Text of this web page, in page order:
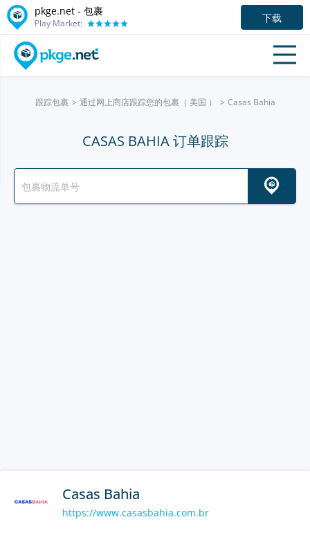
pkge.net - 包裹
Play Market: 下载
跟踪包裹 通过网上商店跟踪您的包裹（ 美国 ） Casas Bahia
CASAS BAHIA 订单跟踪
Casas Bahia
https://www.casasbahia.com.br